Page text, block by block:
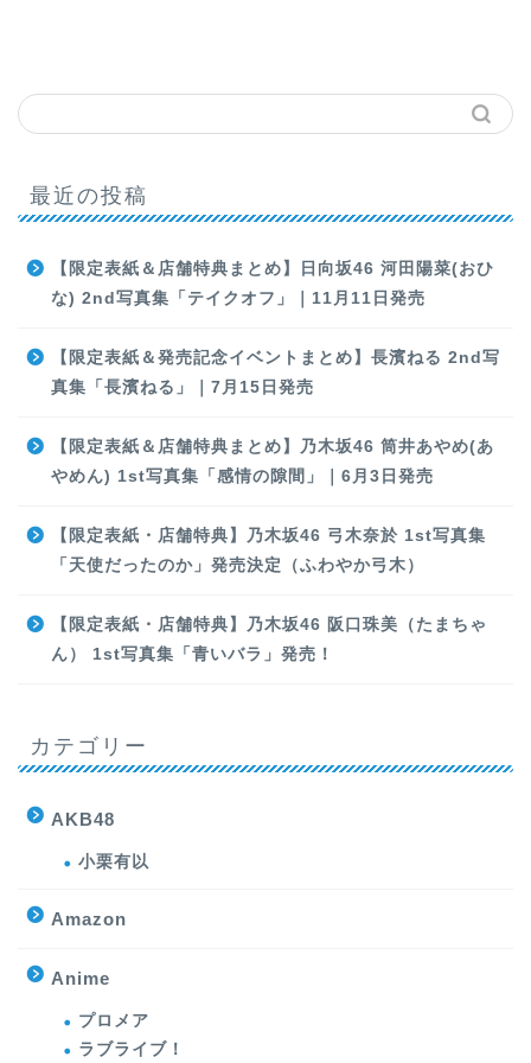
最近の投稿
【限定表紙＆店舗特典まとめ】日向坂46 河田陽菜(おひ
な) 2nd写真集「テイクオフ」｜11月11日発売
【限定表紙＆発売記念イベントまとめ】長濱ねる 2nd写
真集「長濱ねる」｜7月15日発売
【限定表紙＆店舗特典まとめ】乃木坂46 筒井あやめ(あ
やめん) 1st写真集「感情の隙間」｜6月3日発売
【限定表紙・店舗特典】乃木坂46 弓木奈於 1st写真集
「天使だったのか」発売決定（ふわやか弓木）
【限定表紙・店舗特典】乃木坂46 阪口珠美（たまちゃ
ん） 1st写真集「青いバラ」発売！
カテゴリー
AKB48
小栗有以
Amazon
Anime
プロメア
ラブライブ！